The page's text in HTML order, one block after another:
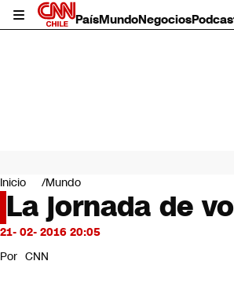
PaísMundoNegocios
Mundo
Negocios
Deportes
Programas completos
Servicios
Inicio Mundo
La jornada de
21- 02- 2016 20:05
Por CNN